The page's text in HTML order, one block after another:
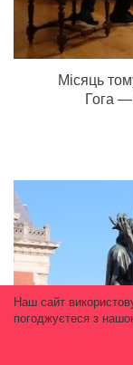
Місяць
Гога
Наш сайт
погоджуєтеся з